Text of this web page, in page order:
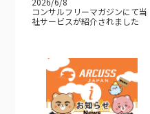
コンサルフリーマガジンにて当
社サービスが紹介されました